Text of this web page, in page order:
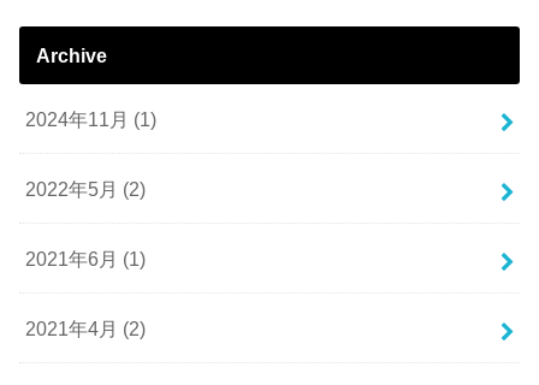
Archive
2024年11月 (1)
2022年5月 (2)
2021年6月 (1)
2021年4月 (2)